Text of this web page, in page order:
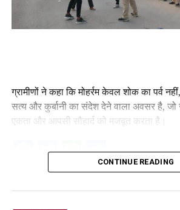
ग्रामीणों ने कहा कि मोहर्रम केवल शोक का पर्व
सत्य और कुर्बानी का संदेश देने वाला अवसर है, जो
एकता और आपसी सौहार्द को मजबूत करता है।
Facebook
Twitter
WhatsApp
Share
CONTINUE READING